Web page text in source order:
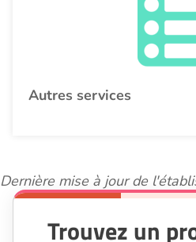
Autres services
Dernière mise à jour de
Trouvez un